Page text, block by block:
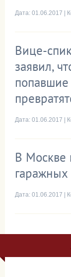
Дата: 01.06.2017
Вице-
заявил,
Дата: 01.06.2017
В Москве
гаражных
Дата: 01.06.2017